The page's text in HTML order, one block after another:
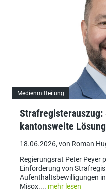
Medienmitteilung
Strafregisterauszug:
kantonsweite
18.06.2026, von Roman
Regierungsrat Peter Peyer
Einforderung von
Aufenthaltsbewilligungen
Misox.... mehr lesen